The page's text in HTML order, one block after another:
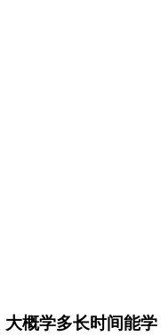
概学多长时间能学